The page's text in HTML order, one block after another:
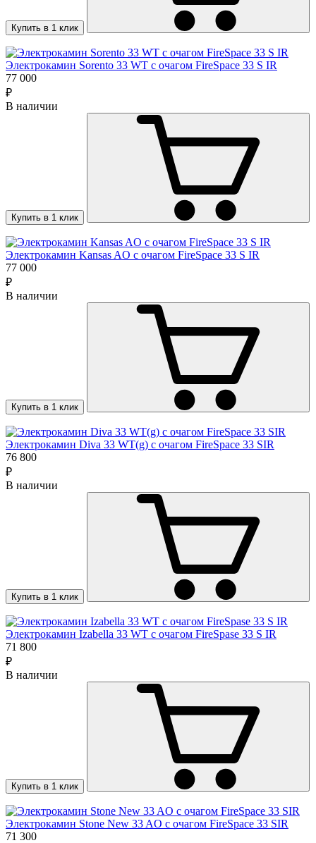
Купить в 1 клик
Электрокамин Sorento 33 WT c очагом FireSpace 33 S IR
77 000
₽
В наличии
Купить в 1 клик
Электрокамин Kansas AO c очагом FireSpace 33 S IR
77 000
₽
В наличии
Купить в 1 клик
Электрокамин Diva 33 WT(g) с очагом FireSpace 33 SIR
76 800
₽
В наличии
Купить в 1 клик
Электрокамин Izabella 33 WT с очагом FireSpase 33 S IR
71 800
₽
В наличии
Купить в 1 клик
Электрокамин Stone New 33 AO с очагом FireSpace 33 SIR
71 300